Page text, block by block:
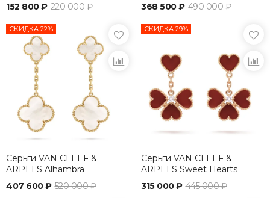
152 800 ₽ 220 000 ₽
368 500 ₽ 490 000 ₽
СКИДКА 22%
Серьги VAN CLEEF &
ARPELS Alhambra
407 600 ₽ 520 000 ₽
СКИДКА 29%
Серьги VAN CLEEF &
ARPELS Sweet Hearts
315 000 ₽ 445 000 ₽